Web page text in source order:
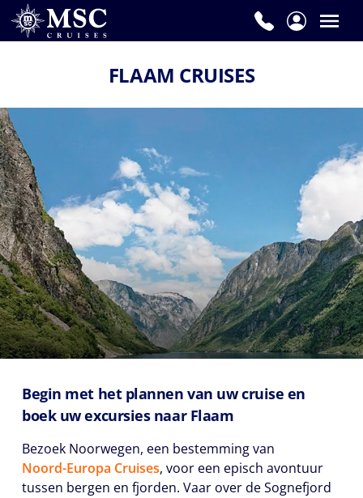
FLAAM CRUISES
Begin met het plannen van uw cruise en
boek uw excursies naar Flaam
Bezoek Noorwegen, een bestemming van
Noord-Europa Cruises, voor een episch avontuur
tussen bergen en fjorden. Vaar over de Sognefjord